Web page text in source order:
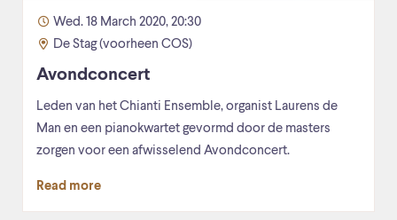
Wed. 18 March 2020, 20:30
De Stag (voorheen COS)
Avondconcert
Leden van het Chianti Ensemble, organist Laurens de
Man en een pianokwartet gevormd door de masters
zorgen voor een afwisselend Avondconcert.
Read more